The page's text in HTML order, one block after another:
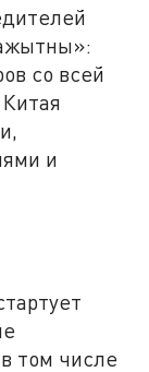
со всей
и
том числе